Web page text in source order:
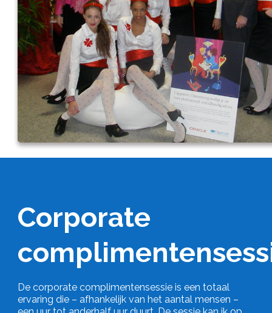
Corporate
De corporate complimentensessie is een totaal
ervaring die – afhankelijk van het aantal mensen –